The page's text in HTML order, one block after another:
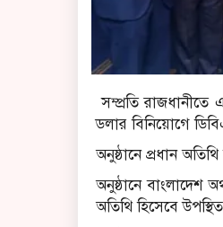
সম্প্রতি রাজধানীতে
ডলার বিনিয়োগে
অনুষ্ঠানে প্রধান
অনুষ্ঠানে বাংলাদেশ
অতিথি হিসেবে